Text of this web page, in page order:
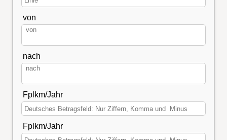
von
nach
Fplkm/Jahr
Fplkm/Jahr